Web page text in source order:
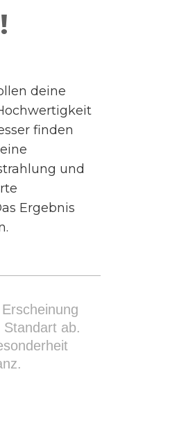
deine
finden
und
Ergebnis
ab.